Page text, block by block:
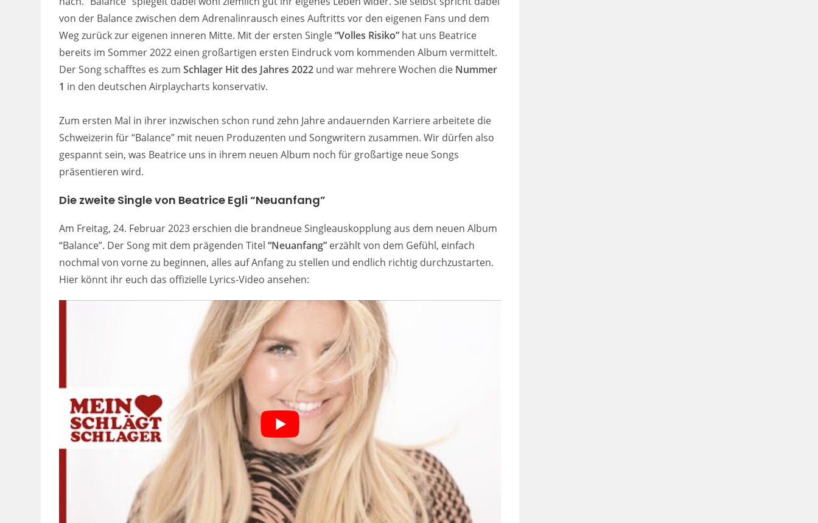
von der Balance zwischen dem Adrenalinrausch eines Auftritts vor den eigenen Fans und dem
Weg zurück zur eigenen inneren Mitte. Mit der ersten Single“Volles Risiko” hat uns Beatrice
bereits im Sommer 2022 einen großartigen ersten Eindruck vom kommenden Album vermittelt.
Der Song schafftes es zumSchlager Hit des Jahres 2022 und war mehrere Wochen die Nummer
1 in den deutschen Airplaycharts konservativ.
Zum ersten Mal in ihrer inzwischen schon rund zehn Jahre andauernden Karriere arbeitete die
Schweizerin für “Balance” mit neuen Produzenten und Songwritern zusammen. Wir dürfen also
gespannt sein, was Beatrice uns in ihrem neuen Album noch für großartige neue Songs
präsentieren wird.
Die zweite Single von Beatrice Egli “Neuanfang”
Am Freitag, 24. Februar 2023 erschien die brandneue Singleauskopplung aus dem neuen Album
“Balance”. Der Song mit dem prägenden Titel“Neuanfang” erzählt von dem Gefühl, einfach
nochmal von vorne zu beginnen, alles auf Anfang zu stellen und endlich richtig durchzustarten.
Hier könnt ihr euch das offizielle Lyrics-Video ansehen: